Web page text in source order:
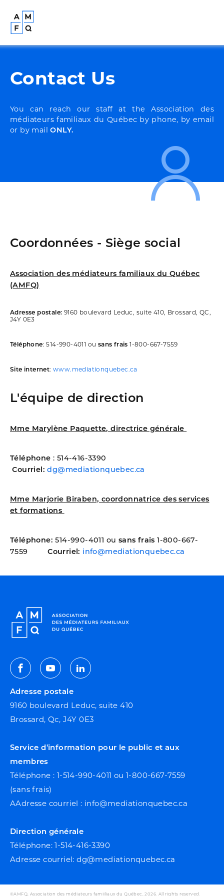
Contact Us
You can reach our staff at the Association des
médiateurs familiaux du Québec by phone, by email
or by mailONLY.
Coordonnées - Siège social
Association des médiateurs familiaux du Québec
(AMFQ)
Adresse postale: 9160 boulevard Leduc, suite 410, Brossard, QC,
J4Y 0E3
Téléphone: 514-990-4011 ou sans frais1-800-667-7559
Site internet:www.mediationquebec.ca
L'équipe de direction
Mme Marylène Paquette, directrice générale
Téléphone : 514-416-3390
Courriel: dg@mediationquebec.ca
Mme Marjorie Biraben, coordonnatrice des services
et formations
Téléphone:514-990-4011 ou sans frais 1-800-667-
7559Courriel: info@mediationquebec.ca
FacebookYoutubeLinkedin
Adresse postale
9160 boulevard Leduc, suite 410
Brossard, Qc, J4Y 0E3
Service d'information pour le public et aux
membres
Téléphone : 1-514-990-4011 ou 1-800-667-7559
(sans frais)
AAdresse courriel : info@mediationquebec.ca
Direction générale
Téléphone: 1-514-416-3390
Adresse courriel: dg@mediationquebec.ca
©AMFQ, Association des médiateurs famiiliaux du Québec, 2026. All rights reserved.